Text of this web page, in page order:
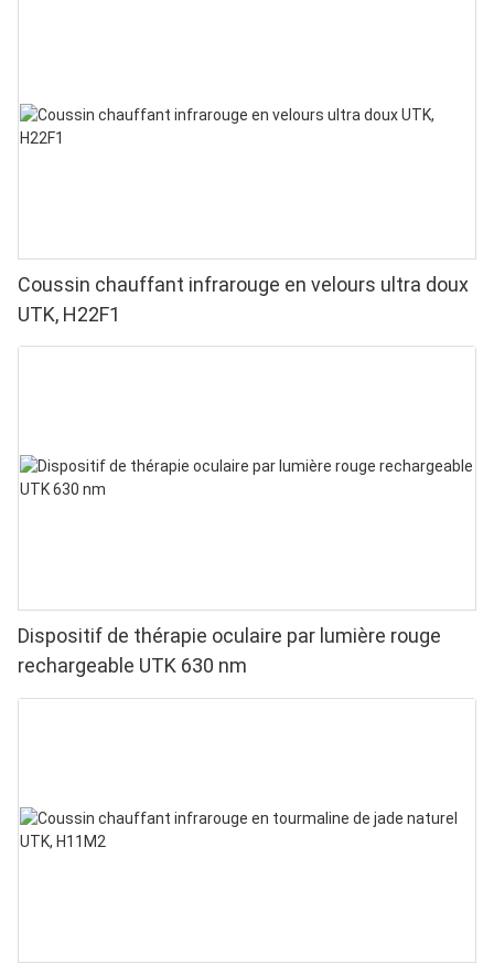
Coussin chauffant infrarouge en velours ultra doux
UTK, H22F1
Dispositif de thérapie oculaire par lumière rouge
rechargeable UTK 630 nm